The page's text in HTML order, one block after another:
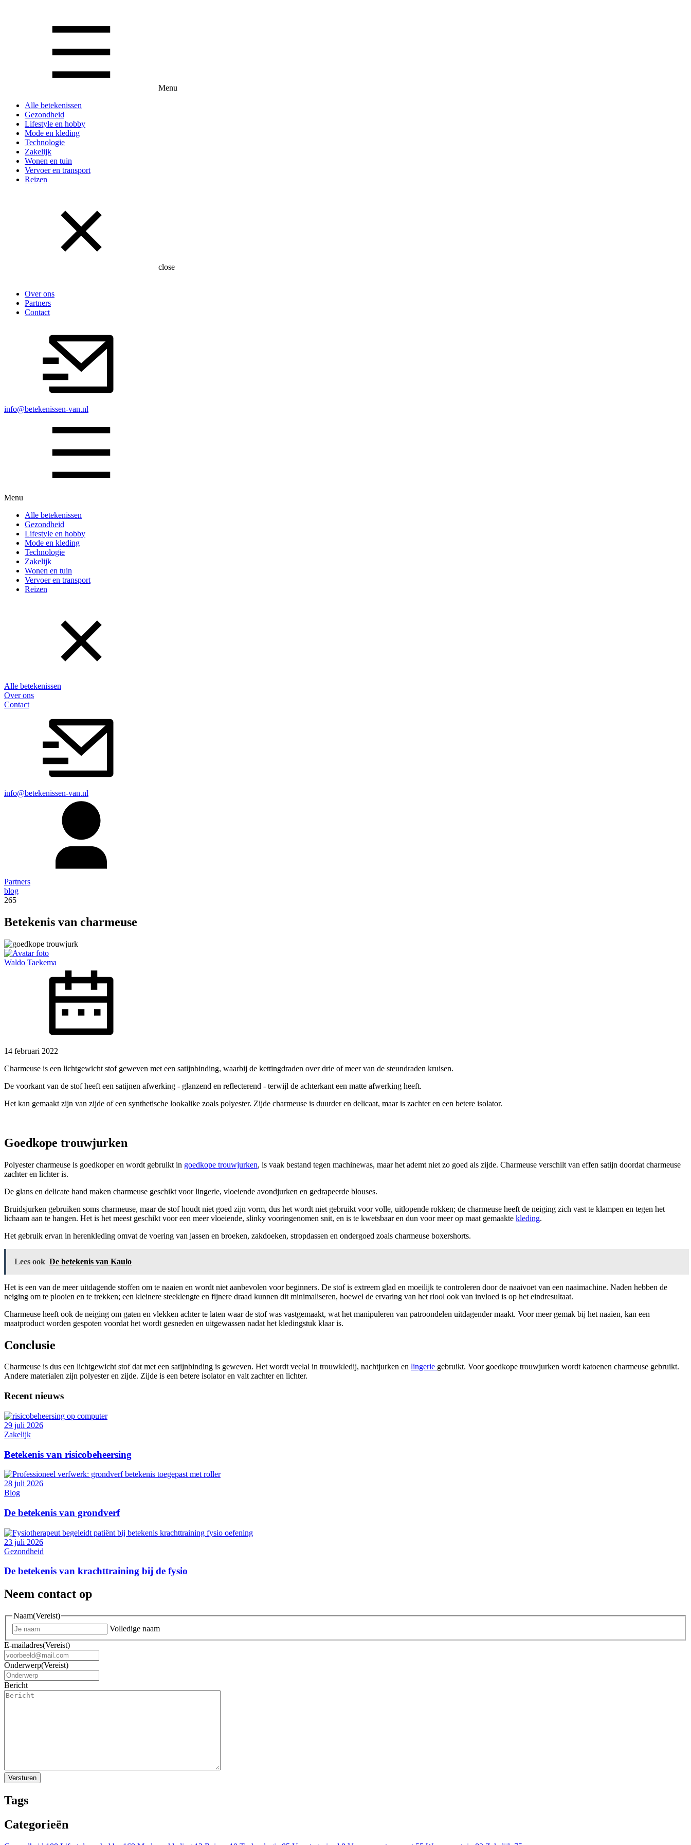
Menu
Alle betekenissen
Gezondheid
Lifestyle en hobby
Mode en kleding
Technologie
Zakelijk
Wonen en tuin
Vervoer en transport
Reizen
close
Over ons
Partners
Contact
info@betekenissen-van.nl
Menu
Alle betekenissen
Gezondheid
Lifestyle en hobby
Mode en kleding
Technologie
Zakelijk
Wonen en tuin
Vervoer en transport
Reizen
Alle betekenissen
Over ons
Contact
info@betekenissen-van.nl
Partners
blog
265
Betekenis van charmeuse
Waldo Taekema
14 februari 2022
Charmeuse is een lichtgewicht stof geweven met een satijnbinding, waarbij de kettingdraden over drie of meer van de steundraden kruisen.
De voorkant van de stof heeft een satijnen afwerking - glanzend en reflecterend - terwijl de achterkant een matte afwerking heeft.
Het kan gemaakt zijn van zijde of een synthetische lookalike zoals polyester. Zijde charmeuse is duurder en delicaat, maar is zachter en een betere isolator.
Goedkope trouwjurken
Polyester charmeuse is goedkoper en wordt gebruikt in goedkope trouwjurken, is vaak bestand tegen machinewas, maar het ademt niet zo goed als zijde. Charmeuse verschilt van effen satijn doordat charmeuse
zachter en lichter is.
De glans en delicate hand maken charmeuse geschikt voor lingerie, vloeiende avondjurken en gedrapeerde blouses.
Bruidsjurken gebruiken soms charmeuse, maar de stof houdt niet goed zijn vorm, dus het wordt niet gebruikt voor volle, uitlopende rokken; de charmeuse heeft de neiging zich vast te klampen en tegen het
lichaam aan te hangen. Het is het meest geschikt voor een meer vloeiende, slinky vooringenomen snit, en is te kwetsbaar en dun voor meer op maat gemaakte kleding.
Het gebruik ervan in herenkleding omvat de voering van jassen en broeken, zakdoeken, stropdassen en ondergoed zoals charmeuse boxershorts.
Lees ook De betekenis van Kaulo
Het is een van de meer uitdagende stoffen om te naaien en wordt niet aanbevolen voor beginners. De stof is extreem glad en moeilijk te controleren door de naaivoet van een naaimachine. Naden hebben de
neiging om te plooien en te trekken; een kleinere steeklengte en fijnere draad kunnen dit minimaliseren, hoewel de ervaring van het riool ook van invloed is op het eindresultaat.
Charmeuse heeft ook de neiging om gaten en vlekken achter te laten waar de stof was vastgemaakt, wat het manipuleren van patroondelen uitdagender maakt. Voor meer gemak bij het naaien, kan een
maatproduct worden gespoten voordat het wordt gesneden en uitgewassen nadat het kledingstuk klaar is.
Conclusie
Charmeuse is dus een lichtgewicht stof dat met een satijnbinding is geweven. Het wordt veelal in trouwkledij, nachtjurken en lingerie gebruikt. Voor goedkope trouwjurken wordt katoenen charmeuse gebruikt.
Andere materialen zijn polyester en zijde. Zijde is een betere isolator en valt zachter en lichter.
Recent nieuws
29 juli 2026
Zakelijk
Betekenis van risicobeheersing
28 juli 2026
Blog
De betekenis van grondverf
23 juli 2026
Gezondheid
De betekenis van krachttraining bij de fysio
Neem contact op
Naam(Vereist)
Volledige naam
E-mailadres(Vereist)
Onderwerp(Vereist)
Bericht
Tags
Categorieën